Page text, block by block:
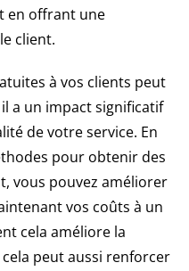
en offrant une
client.
à vos clients peut
a un impact significatif
de votre service. En
pour obtenir des
vous pouvez améliorer
vos coûts à un
cela améliore la
peut aussi renforcer